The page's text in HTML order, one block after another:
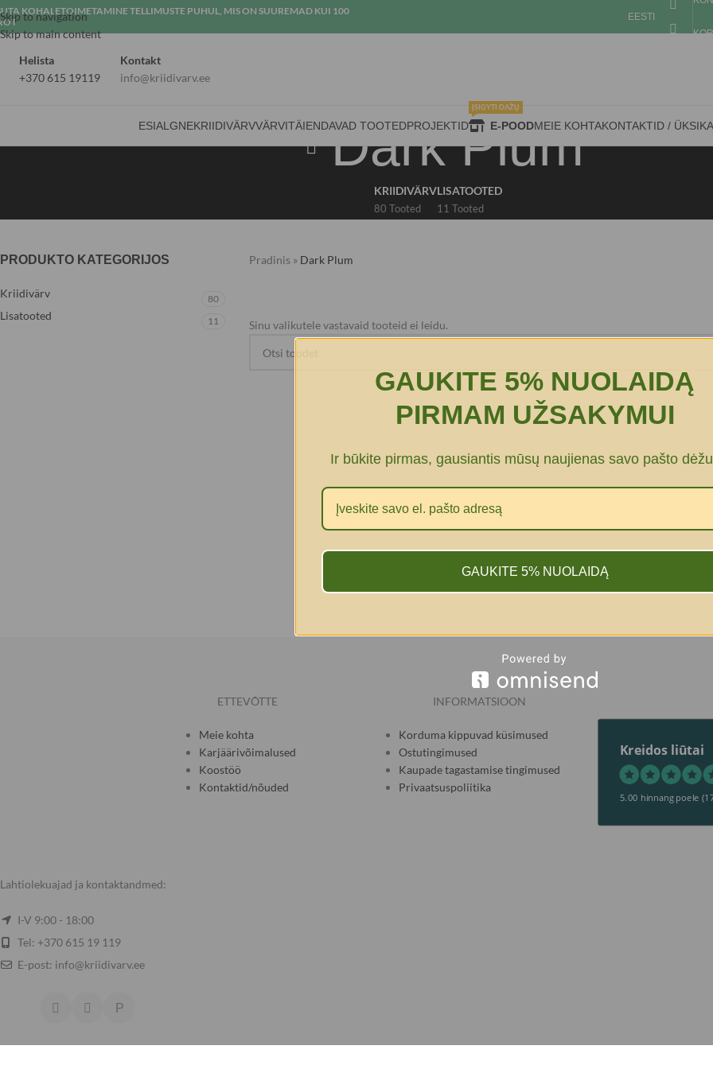
Skip to navigation
Skip to main content
KOHALETOIMETAMINE TELLIMUSTE PUHUL, MIS ON SUUREMAD KUI 100
EESTI
Helista
+370 615 19119
Kontakt
info@kriidivarv.ee
ESIALGNEKRIIDIVÄRVVÄRVITÄIENDAVAD TOOTEDPROJEKTID E-POOD
ĮSIGYTI DAŽŲ
MEIE KOHTAKONTAKTID /
Dark Plum
KRIIDIVÄRV
80 Tooted
LISATOOTED
11 Tooted
PRODUKTO KATEGORIJOS
Kriidivärv 80
Lisatooted 11
Pradinis » Dark Plum
Sinu valikutele vastavaid tooteid ei leidu.
Lahtiolekuajad ja kontaktandmed:
I-V 9:00 - 18:00
Tel: +370 615 19 119
E-post: info@kriidivarv.ee
ETTEVÕTTE
Meie kohta
Karjäärivõimalused
Koostöö
Kontaktid/nõuded
INFORMATSIOON
Korduma kippuvad küsimused
Ostutingimused
Kaupade tagastamise tingimused
Privaatsuspoliitika
Kreidos liūtai
5.00 hinnang poele
GAUKITE 5% NUOLAIDĄ
PIRMAM UŽSAKYMUI
Ir būkite pirmas, gausiantis mūsų naujienas savo pašto
GAUKITE 5% NUOLAIDĄ